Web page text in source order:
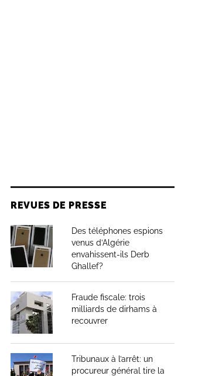
REVUES DE PRESSE
Des téléphones espions
venus d’Algérie
envahissent-ils Derb
Ghallef?
Fraude fiscale: trois
milliards de dirhams à
recouvrer
Tribunaux à l’arrêt: un
procureur général tire la